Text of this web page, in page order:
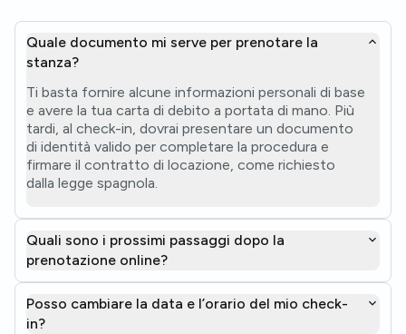
Quale documento mi serve per prenotare la
stanza?
Ti basta fornire alcune informazioni personali di base
e avere la tua carta di debito a portata di mano. Più
tardi, al check-in, dovrai presentare un documento
di identità valido per completare la procedura e
firmare il contratto di locazione, come richiesto
dalla legge spagnola.
Quali sono i prossimi passaggi dopo la
prenotazione online?
Posso cambiare la data e l’orario del mio check-
in?